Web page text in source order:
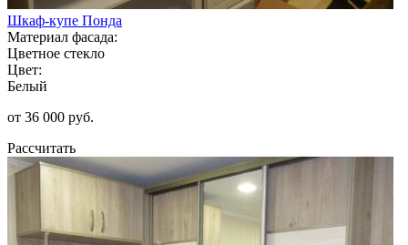
Шкаф-купе Понда
Материал фасада:
Цветное стекло
Цвет:
Белый
от 36 000 руб.
Рассчитать